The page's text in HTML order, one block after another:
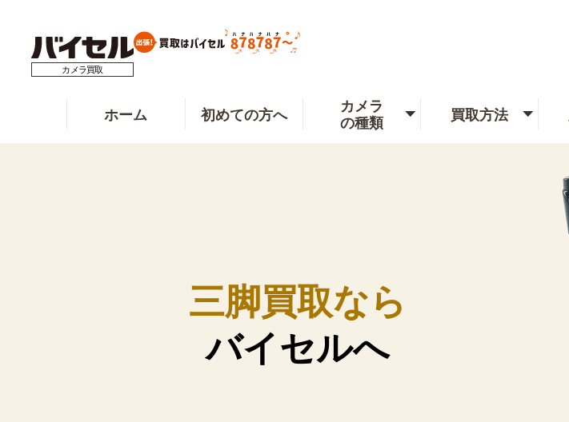
カメラ買取
ホーム 初めての方へ
カメラ
の種類
買取方法
三脚買取なら
バイセルへ